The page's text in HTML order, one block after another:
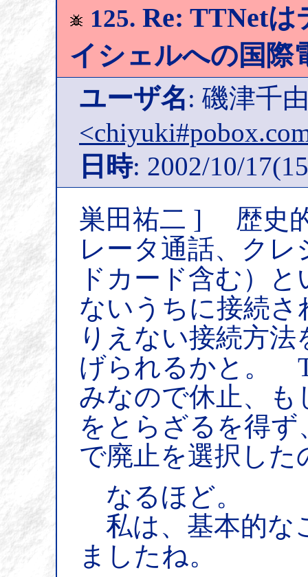
125. Re: TTNet
イシェルへの国際
ユーザ名: 磯津千
日時: 2002/10/
巣田祐二 ] 歴史
レータ通話、ク
ドカード含む）
ないうちに接続
りえない接続方
げられるかと。
みなので休止、も
をとらざるを得
で廃止を選択し
なるほど。
私は、基本的な
ましたね。